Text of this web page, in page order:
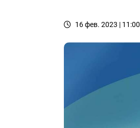
16 фев. 2023 | 11:00